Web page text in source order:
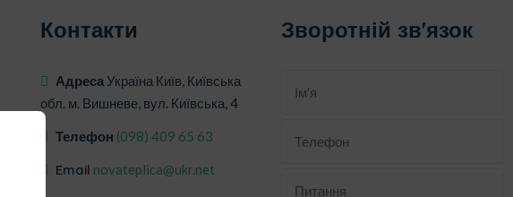
Контакти
Адреса Україна Київ, Київська
обл. м. Вишневе, вул. Київська, 4
Телефон ‎(098) 409 65 63
Email novateplica@ukr.net
Зворотній зв'язок